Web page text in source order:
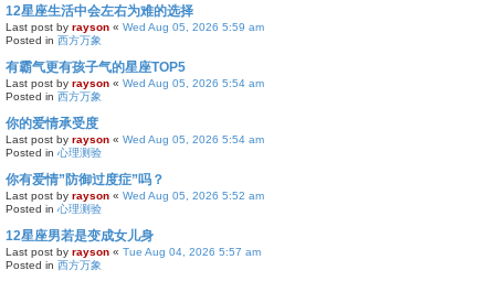
c
12星座生活中会左右为难的选择
Last post by rayson « Wed Aug 05, 2026 5:59 am
Posted in 西方万象
有霸气更有孩子气的星座TOP5
Last post by rayson « Wed Aug 05, 2026 5:54 am
Posted in 西方万象
你的爱情承受度
Last post by rayson « Wed Aug 05, 2026 5:54 am
Posted in 心理测验
你有爱情”防御过度症”吗？
Last post by rayson « Wed Aug 05, 2026 5:52 am
Posted in 心理测验
12星座男若是变成女儿身
Last post by rayson « Tue Aug 04, 2026 5:57 am
Posted in 西方万象